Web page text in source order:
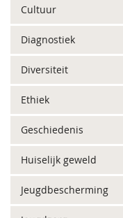
Cultuur
Diagnostiek
Diversiteit
Ethiek
Geschiedenis
Huiselijk geweld
Jeugdbescherming